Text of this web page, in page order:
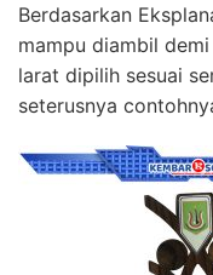
Berdasarkan
mampu diambil
larat dipilih sesuai
seterusnya